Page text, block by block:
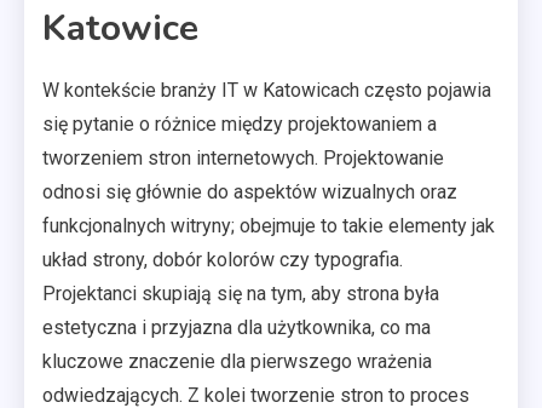
Katowice
W kontekście branży IT w Katowicach często pojawia
się pytanie o różnice między projektowaniem a
tworzeniem stron internetowych. Projektowanie
odnosi się głównie do aspektów wizualnych oraz
funkcjonalnych witryny; obejmuje to takie elementy jak
układ strony, dobór kolorów czy typografia.
Projektanci skupiają się na tym, aby strona była
estetyczna i przyjazna dla użytkownika, co ma
kluczowe znaczenie dla pierwszego wrażenia
odwiedzających. Z kolei tworzenie stron to proces